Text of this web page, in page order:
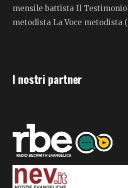
mensile battista Il Testimonio
metodista La Voce metodista
I nostri partner